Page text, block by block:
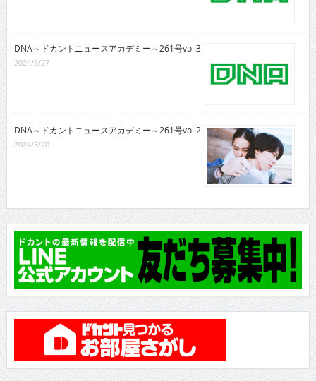
DNA～ドカントニュースアカデミー～261号vol.3
2024/5/27
DNA～ドカントニュースアカデミー～261号vol.2
2024/5/20